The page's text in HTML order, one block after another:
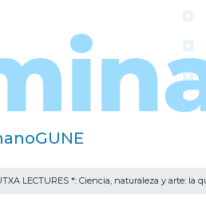
LECTURES *: Ciencia, naturaleza y arte: la